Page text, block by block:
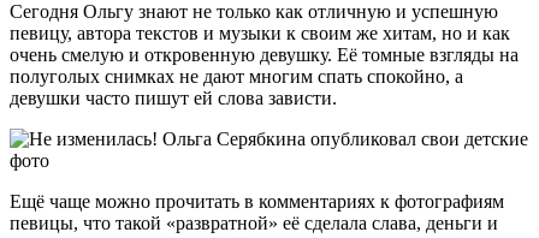
Сегодня Ольгу знают не только как отличную и успешную
певицу, автора текстов и музыки к своим же хитам, но и как
очень смелую и откровенную девушку. Её томные взгляды на
полуголых снимках не дают многим спать спокойно, а
девушки часто пишут ей слова зависти.
Ещё чаще можно прочитать в комментариях к фотографиям
певицы, что такой «развратной» её сделала слава, деньги и